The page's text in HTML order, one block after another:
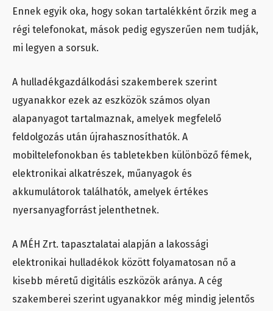
Ennek egyik oka, hogy sokan tartalékként őrzik meg a
régi telefonokat, mások pedig egyszerűen nem tudják,
mi legyen a sorsuk.
A hulladékgazdálkodási szakemberek szerint
ugyanakkor ezek az eszközök számos olyan
alapanyagot tartalmaznak, amelyek megfelelő
feldolgozás után újrahasznosíthatók. A
mobiltelefonokban és tabletekben különböző fémek,
elektronikai alkatrészek, műanyagok és
akkumulátorok találhatók, amelyek értékes
nyersanyagforrást jelenthetnek.
A MÉH Zrt. tapasztalatai alapján a lakossági
elektronikai hulladékok között folyamatosan nő a
kisebb méretű digitális eszközök aránya. A cég
szakemberei szerint ugyanakkor még mindig jelentős